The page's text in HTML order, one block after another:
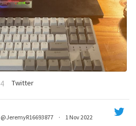
4 Twitter
@JeremyR16693877 · 1 Nov 2022